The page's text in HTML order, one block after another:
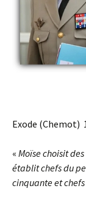
Exode (Chemot)
« Moïse choisit
établit chefs du
cinquante et